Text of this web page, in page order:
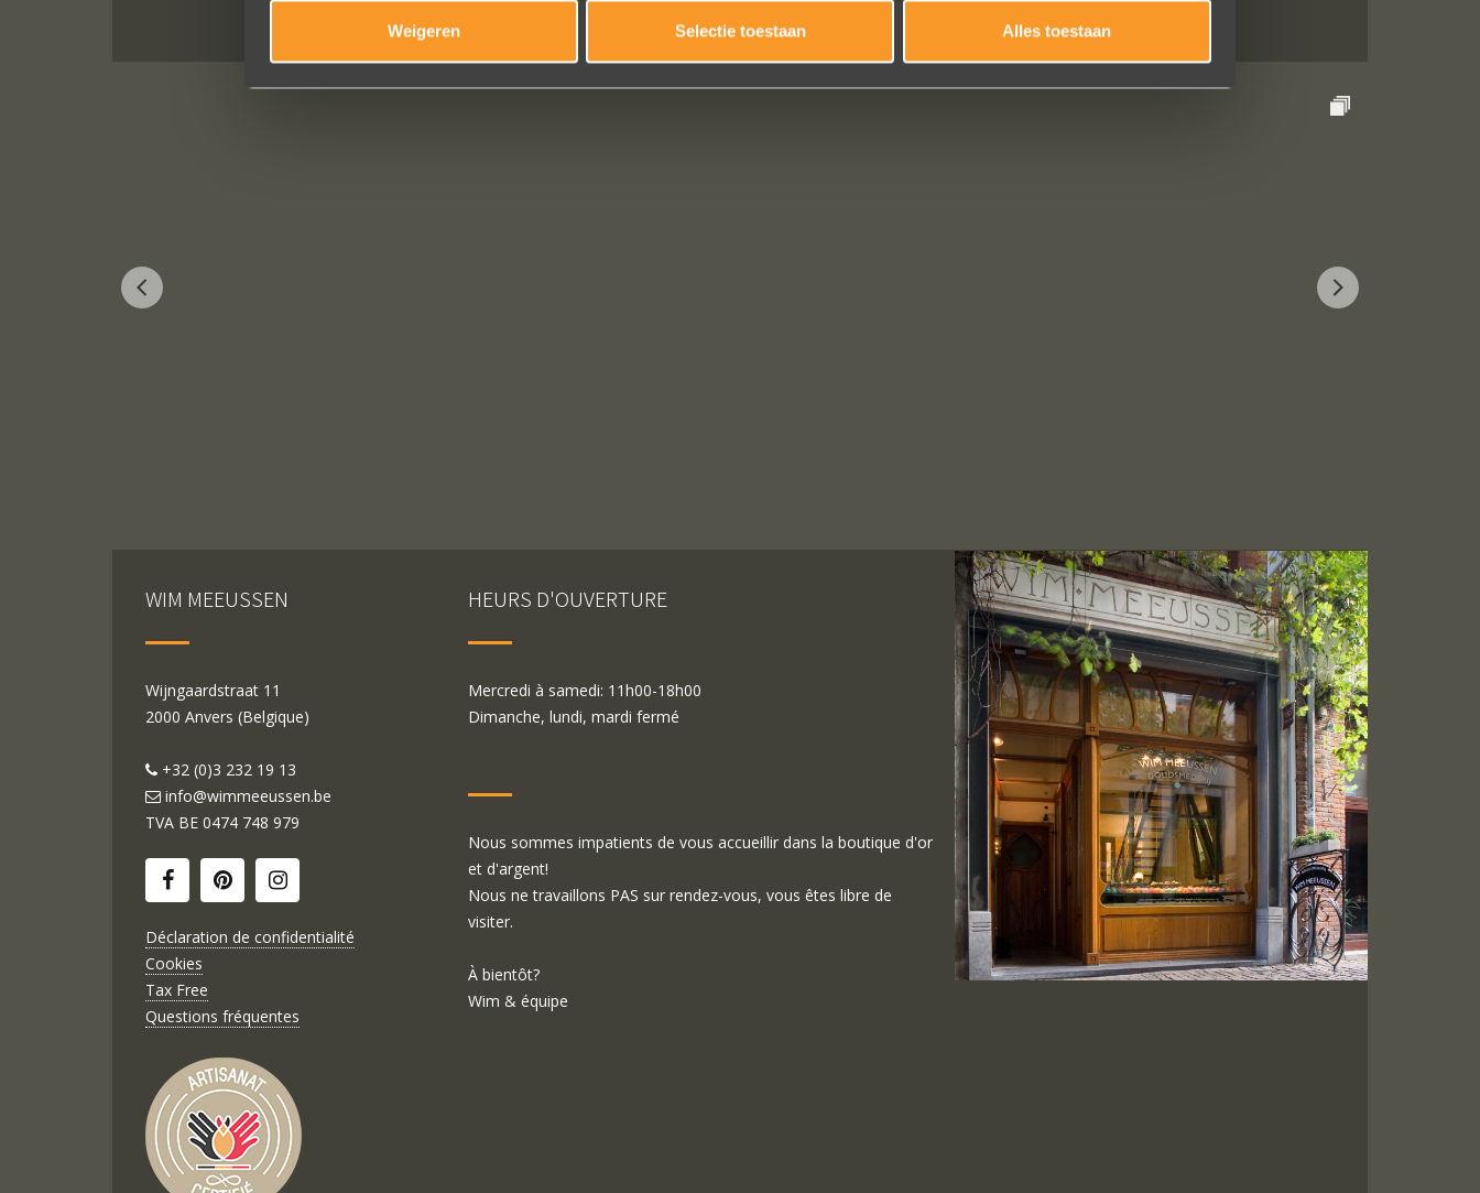
Weigeren Selectie toestaan Alles toestaan
WIM MEEUSSEN
Wijngaardstraat 11
2000 Anvers (Belgique)
+32 (0)3 232 19 13
info@wimmeeussen.be
TVA BE 0474 748 979
Déclaration de confidentialité
Cookies
Tax Free
Questions fréquentes
HEURS D'OUVERTURE
Mercredi à samedi: 11h00-18h00
Dimanche, lundi, mardi fermé
Nous sommes impatients de vous accueillir dans la boutique d'or
et d'argent!
Nous ne travaillons PAS sur rendez-vous, vous êtes libre de
visiter.
À bientôt?
Wim & équipe